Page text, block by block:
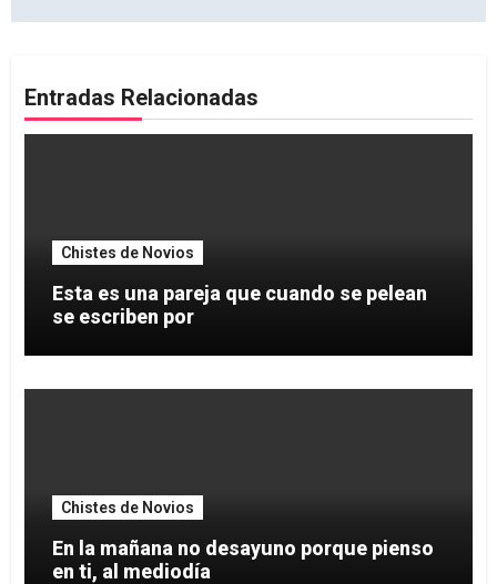
Entradas Relacionadas
Chistes de Novios
Esta es una pareja que cuando se pelean
se escriben por
Chistes de Novios
En la mañana no desayuno porque pienso
en ti, al mediodía